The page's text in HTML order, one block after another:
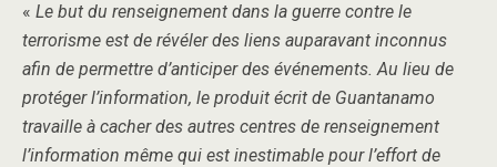
« Le but du renseignement dans la guerre contre le
terrorisme est de révéler des liens auparavant inconnus
afin de permettre d’anticiper des événements. Au lieu de
protéger l’information, le produit écrit de Guantanamo
travaille à cacher des autres centres de renseignement
l’information même qui est inestimable pour l’effort de